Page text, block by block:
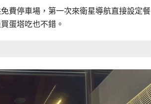
費停車場，第一次來衛星導航直接設定餐
蛋塔吃也不錯。